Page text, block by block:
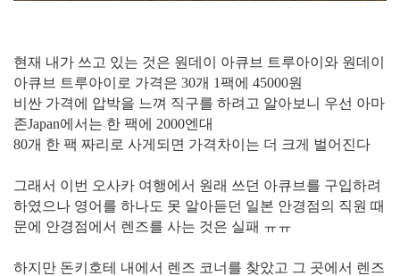
현재 내가 쓰고 있는 것은 원데이 아큐브 트루아이와 원데이
아큐브 트루아이로 가격은 30개 1팩에 45000원
비싼 가격에 압박을 느껴 직구를 하려고 알아보니 우선 아마
존Japan에서는 한 팩에 2000엔대
80개 한 팩 짜리로 사게되면 가격차이는 더 크게 벌어진다
그래서 이번 오사카 여행에서 원래 쓰던 아큐브를 구입하려
하였으나 영어를 하나도 못 알아듣던 일본 안경점의 직원 때
문에 안경점에서 렌즈를 사는 것은 실패 ㅠㅠ
하지만 돈키호테 내에서 렌즈 코너를 찾았고 그 곳에서 렌즈